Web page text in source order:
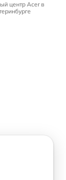
центр Acer в